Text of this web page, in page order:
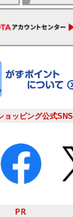
ョッピング公式SNS